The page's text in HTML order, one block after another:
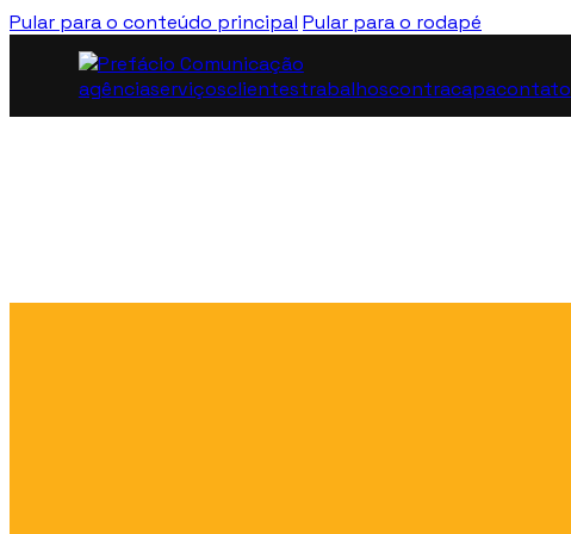
Pular para o conteúdo principal Pular para o rodapé
agênciaserviçosclientestrabalhoscontracapacontato